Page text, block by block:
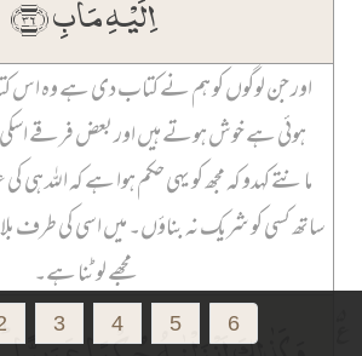
3 4 5 6
اور جن لوگوں کو ہم نے کتاب دی ہے وہ اس
ہوئی ہے خوش ہوتے ہیں اور بعض فرقے
مانتے کہدو کہ مجھ کو یہی حکم ہوا ہے کہ اللہ
ساتھ کسی کو شریک نہ بناؤں۔ میں اسی کی طرف
مجھے لوٹنا ہے۔